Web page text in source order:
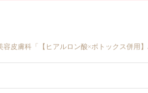
皮膚科「【ヒアルロン酸×ボトックス併用